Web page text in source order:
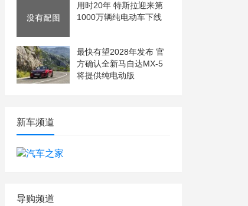
用时20年 特斯拉迎来第
1000万辆纯电动车下线
最快有望2028年发布 官
方确认全新马自达MX-5
将提供纯电动版
新车频道
导购频道